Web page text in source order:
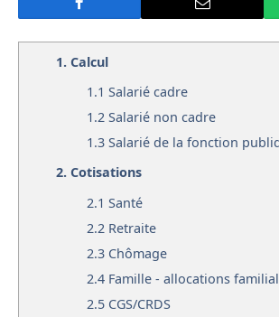
1. Calcul
1.1 Salarié cadre
1.2 Salarié non cadre
1.3 Salarié de la fonction
2. Cotisations
2.1 Santé
2.2 Retraite
2.3 Chômage
2.4 Famille - allocations
2.5 CGS/CRDS